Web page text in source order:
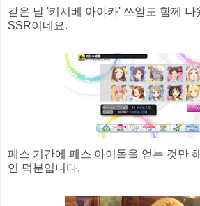
같은 날 '키시베 아야카' 쓰알도 함께 나
SSR이네요.
페스 기간에 페스 아이돌을 얻는 것만
연 덕분입니다.